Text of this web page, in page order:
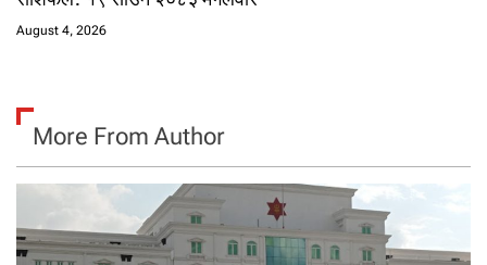
August 4, 2026
More From Author